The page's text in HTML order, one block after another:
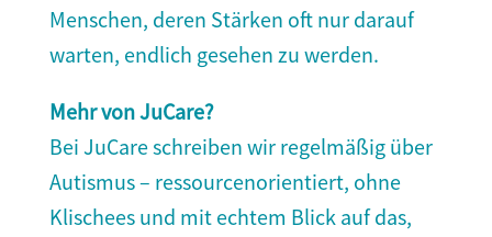
Menschen, deren Stärken oft nur darauf
warten, endlich gesehen zu werden.
Mehr von JuCare?
Bei JuCare schreiben wir regelmäßig über
Autismus – ressourcenorientiert, ohne
Klischees und mit echtem Blick auf das,